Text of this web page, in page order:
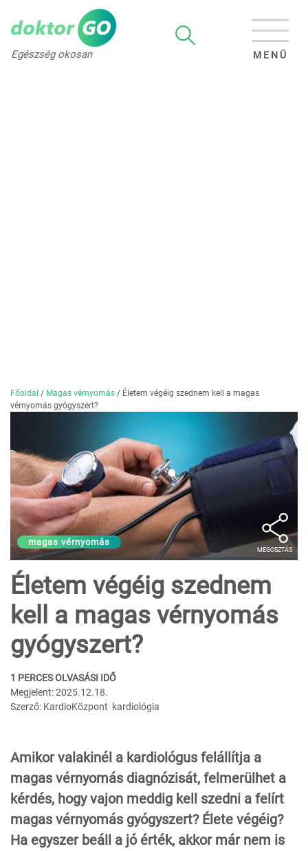
Egészség okosan MENÜ
Főoldal / Magas vérnyomás / Életem végéig szednem kell a magas
vérnyomás gyógyszert?
magas vérnyomás
MEGOSZTÁS
Életem végéig szednem
kell a magas vérnyomás
gyógyszert?
1 PERCES OLVASÁSI IDŐ
Megjelent: 2025.12.18.
Szerző: KardioKözpont kardiológia
Amikor valakinél a kardiológus felállítja a
magas vérnyomás diagnózisát, felmerülhet a
kérdés, hogy vajon meddig kell szedni a felírt
magas vérnyomás gyógyszert? Élete végéig?
Ha egyszer beáll a jó érték, akkor már nem is